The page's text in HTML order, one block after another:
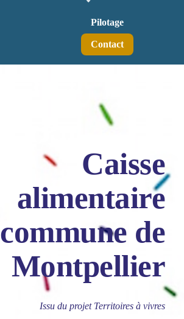
Pilotage
Contact
Caisse
alimentaire
commune de
Montpellier
Issu du projet Territoires à vivres